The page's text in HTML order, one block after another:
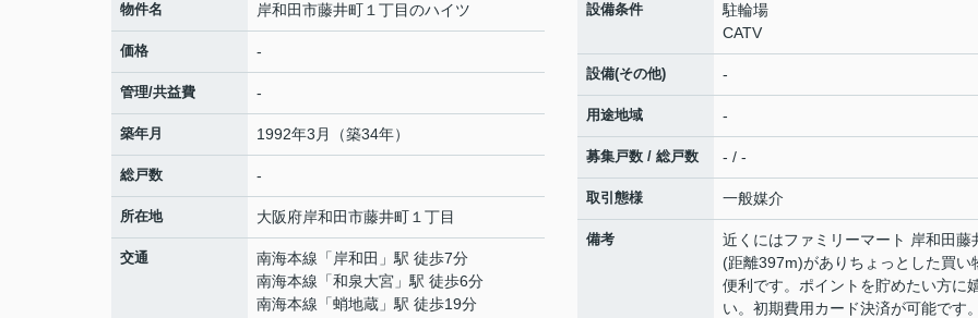
物件名 岸和田市藤井町１丁目のハイツ
価格 -
管理/共益費 -
築年月 1992年3月（築34年）
総戸数 -
所在地 大阪府岸和田市藤井町 １丁目
交通 南海本線 「 岸和田 」駅 徒歩7分
南海本線 「和泉大宮 」駅 徒歩6分
南海本線 「蛸地蔵 」駅 徒歩19分
設備条件
駐輪場
CATV
設備(その他) -
用途地域 -
募集戸数 / 総戸数 - / -
取引態様 一般媒介
備考
近くにはファミリーマート 岸和田藤
(距離397m)がありちょっとした買い
便利です。ポイントを貯めたい方に
い。初期費用カード決済が可能です